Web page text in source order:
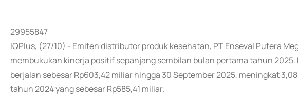
29955847
IQPlus, (27/10) - Emiten distributor produk kesehatan, PT Enseval Putera
membukukan kinerja positif sepanjang sembilan bulan pertama tahun
berjalan sebesar Rp603,42 miliar hingga 30 September 2025, meningkat
tahun 2024 yang sebesar Rp585,41 miliar.